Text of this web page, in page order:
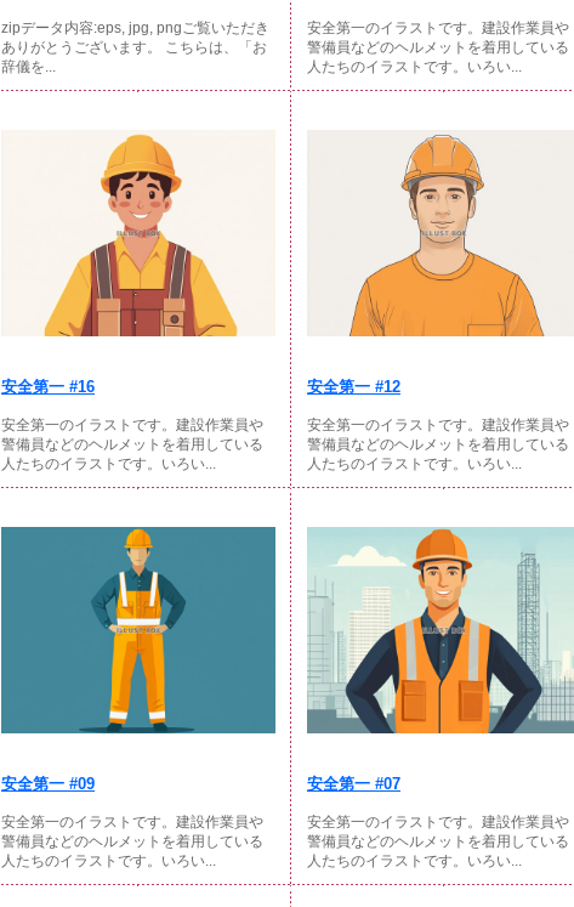
zipデータ内容:eps, jpg, pngご覧いただき
ありがとうございます。 こちらは、「お
辞儀を...
安全第一のイラストです。建設作業員や
警備員などのヘルメットを着用している
人たちのイラストです。いろい...
安全第一 #16
安全第一のイラストです。建設作業員や
警備員などのヘルメットを着用している
人たちのイラストです。いろい...
安全第一 #12
安全第一のイラストです。建設作業員や
警備員などのヘルメットを着用している
人たちのイラストです。いろい...
安全第一 #09
安全第一のイラストです。建設作業員や
警備員などのヘルメットを着用している
人たちのイラストです。いろい...
安全第一 #07
安全第一のイラストです。建設作業員や
警備員などのヘルメットを着用している
人たちのイラストです。いろい...